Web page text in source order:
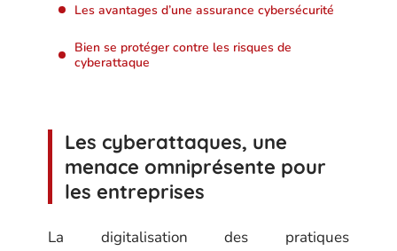
Les avantages d’une assurance cybersécurité
Bien se protéger contre les risques de
cyberattaque
Les cyberattaques, une
menace omniprésente pour
les entreprises
La digitalisation des pratiques